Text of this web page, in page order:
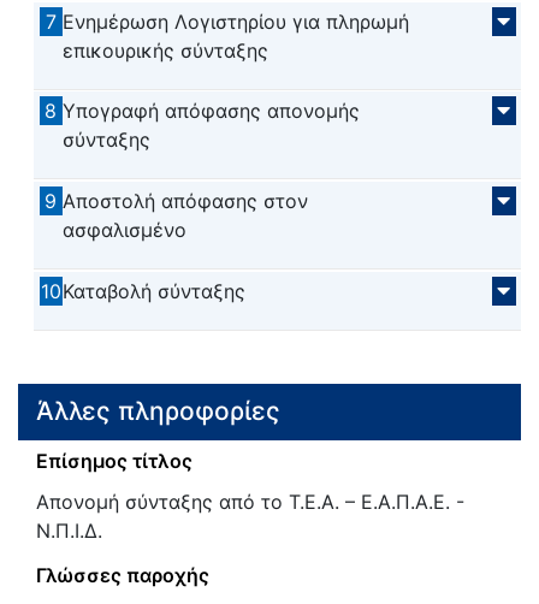
7 Ενημέρωση Λογιστηρίου για πληρωμή
επικουρικής σύνταξης
8 Υπογραφή απόφασης απονομής
σύνταξης
9 Αποστολή απόφασης στον
ασφαλισμένο
10Καταβολή σύνταξης
Άλλες πληροφορίες
Επίσημος τίτλος
Απονομή σύνταξης από το Τ.Ε.Α. – Ε.Α.Π.Α.Ε. -
Ν.Π.Ι.Δ.
Γλώσσες παροχής